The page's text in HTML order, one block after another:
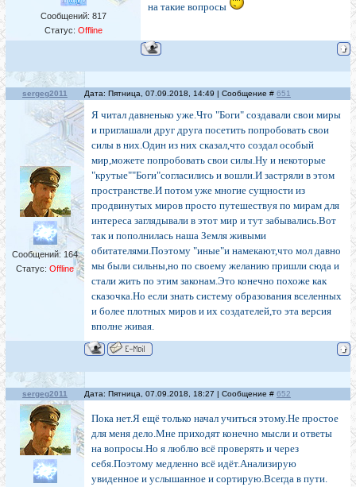
Сообщений: 817
Статус: Offline
на такие вопросы
sergeg2011 Дата: Пятница, 07.09.2018, 14:49 | Сообщение # 651
Сообщений: 164
Статус: Offline
Я читал давненько уже.Что "Боги" создавали свои миры
и приглашали друг друга посетить попробовать свои
силы в них.Один из них сказал,что создал особый
мир,можете попробовать свои силы.Ну и некоторые
"крутые""Боги"согласились и вошли.И застряли в этом
пространстве.И потом уже многие сущности из
продвинутых миров просто путешествуя по мирам для
интереса заглядывали в этот мир и тут забывались.Вот
так и пополнилась наша Земля живыми
обитателями.Поэтому "иные"и намекают,что мол давно
мы были сильны,но по своему желанию пришли сюда и
стали жить по этим законам.Это конечно похоже как
сказочка.Но если знать систему образования вселенных
и более плотных миров и их создателей,то эта версия
вполне живая.
sergeg2011 Дата: Пятница, 07.09.2018, 18:27 | Сообщение # 652
Пока нет.Я ещё только начал учиться этому.Не простое
для меня дело.Мне приходят конечно мысли и ответы
на вопросы.Но я люблю всё проверять и через
себя.Поэтому медленно всё идёт.Анализирую
увиденное и услышанное и сортирую.Всегда в пути.